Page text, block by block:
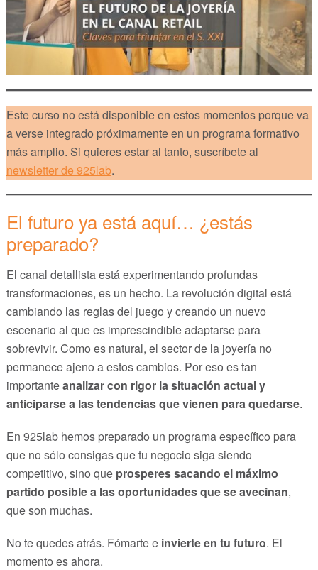
Este curso no está disponible en estos momentos porque va
a verse integrado próximamente en un programa formativo
más amplio. Si quieres estar al tanto, suscríbete al
newsletter de 925lab.
El futuro ya está aquí… ¿estás
preparado?
El canal detallista está experimentando profundas
transformaciones, es un hecho. La revolución digital está
cambiando las reglas del juego y creando un nuevo
escenario al que es imprescindible adaptarse para
sobrevivir. Como es natural, el sector de la joyería no
permanece ajeno a estos cambios. Por eso es tan
importanteanalizar con rigor la situación actual y
anticiparse a las tendencias que vienen para quedarse.
En 925lab hemos preparado un programa específico para
que no sólo consigas que tu negocio siga siendo
competitivo, sino que prosperes sacando el máximo
partido posible a las oportunidades que se avecinan,
que son muchas.
No te quedes atrás. Fómarte einvierte en tu futuro. El
momento es ahora.